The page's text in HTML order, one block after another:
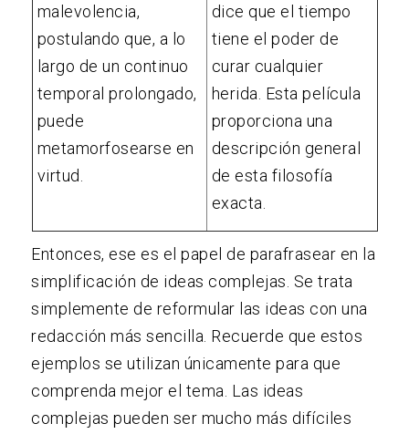
malevolencia,
postulando que, a lo
largo de un continuo
temporal prolongado,
puede
metamorfosearse en
virtud.
dice que el tiempo
tiene el poder de
curar cualquier
herida. Esta película
proporciona una
descripción general
de esta filosofía
exacta.
Entonces, ese es el papel de parafrasear en la
simplificación de ideas complejas. Se trata
simplemente de reformular las ideas con una
redacción más sencilla. Recuerde que estos
ejemplos se utilizan únicamente para que
comprenda mejor el tema. Las ideas
complejas pueden ser mucho más difíciles